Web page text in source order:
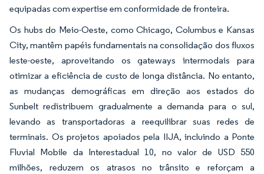
equipadas com expertise em conformidade de fronteira.
Os hubs do Meio-Oeste, como Chicago, Columbus e Kansas
City, mantêm papéis fundamentais na consolidação dos fluxos
leste-oeste, aproveitando os gateways intermodais para
otimizar a eficiência de custo de longa distância. No entanto,
as mudanças demográficas em direção aos estados do
Sunbelt redistribuem gradualmente a demanda para o sul,
levando as transportadoras a reequilibrar suas redes de
terminais. Os projetos apoiados pela IIJA, incluindo a Ponte
Fluvial Mobile da Interestadual 10, no valor de USD 550
milhões, reduzem os atrasos no trânsito e reforçam a